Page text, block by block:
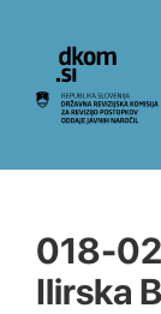
Na vsebino
018-
Ilirska